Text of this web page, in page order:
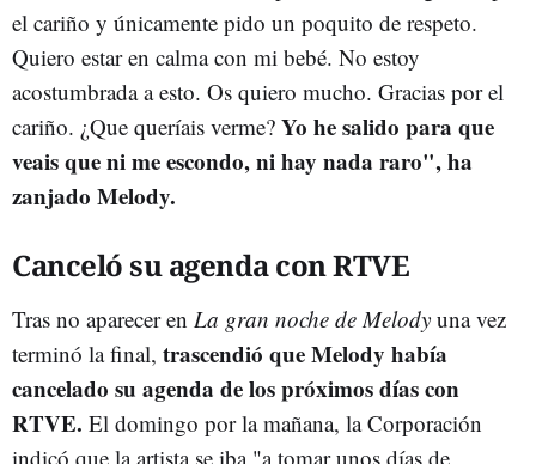
el cariño y únicamente pido un poquito de respeto.
Quiero estar en calma con mi bebé. No estoy
acostumbrada a esto. Os quiero mucho. Gracias por el
cariño. ¿Que queríais verme? Yo he salido para que
veais que ni me escondo, ni hay nada raro", ha
zanjado Melody.
Canceló su agenda con RTVE
Tras no aparecer en La gran noche de Melody una vez
terminó la final, trascendió que Melody había
cancelado su agenda de los próximos días con
RTVE. El domingo por la mañana, la Corporación
indicó que la artista se iba "a tomar unos días de